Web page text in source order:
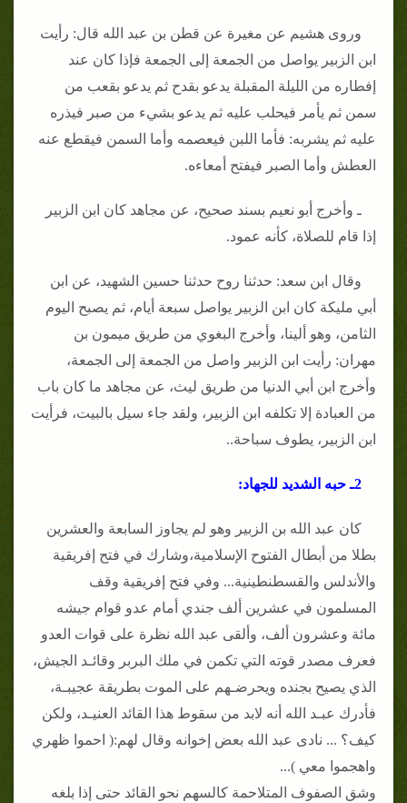
وروى هشيم عن مغيرة عن قطن بن عبد الله قال: رأيت
ابن الزبير يواصل من الجمعة إلى الجمعة فإذا كان عند
إفطاره من الليلة المقبلة يدعو بقدح ثم يدعو بقعب من
سمن ثم يأمر فيحلب عليه ثم يدعو بشيء من صبر فيذره
عليه ثم يشربه: فأما اللبن فيعصمه وأما السمن فيقطع عنه
العطش وأما الصبر فيفتح أمعاءه.
ـ وأخرج أبو نعيم بسند صحيح، عن مجاهد كان ابن الزبير
إذا قام للصلاة، كأنه عمود.
وقال ابن سعد: حدثنا روح حدثنا حسين الشهيد، عن ابن
أبي مليكة كان ابن الزبير يواصل سبعة أيام، ثم يصبح اليوم
الثامن، وهو ألينا، وأخرج البغوي من طريق ميمون بن
مهران: رأيت ابن الزبير واصل من الجمعة إلى الجمعة،
وأخرج ابن أبي الدنيا من طريق ليث، عن مجاهد ما كان باب
من العبادة إلا تكلفه ابن الزبير، ولقد جاء سيل بالبيت، فرأيت
ابن الزبير، يطوف سباحة..
2ـ حبه الشديد للجهاد:
كان عبد الله بن الزبير وهو لم يجاوز السابعة والعشرين
بطلا من أبطال الفتوح الإسلامية،وشارك في فتح إفريقية
والأندلس والقسطنطينية... وفي فتح إفريقية وقف
المسلمون في عشرين ألف جندي أمام عدو قوام جيشه
مائة وعشرون ألف، وألقى عبد الله نظرة على قوات العدو
فعرف مصدر قوته التي تكمن في ملك البربر وقائـد الجيش،
الذي يصيح بجنده ويحرضـهم على الموت بطريقة عجيبـة،
فأدرك عبـد الله أنه لابد من سقوط هذا القائد العنيـد، ولكن
كيف؟ ... نادى عبد الله بعض إخوانه وقال لهم:( احموا ظهري
واهجموا معي )...
وشق الصفوف المتلاحمة كالسهم نحو القائد حتى إذا بلغه